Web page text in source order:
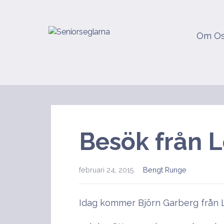
Om
Besök från
februari 24, 2015 Bengt Runge
Idag kommer Björn Garberg från